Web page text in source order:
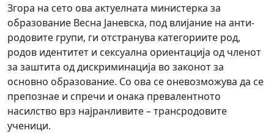
Згора на сето ова актуелната министерка за
образование Весна Јаневска, под влијание на анти-
родовите групи, ги отстранува категориите род,
родов идентитет и сексуална ориентација од членот
за заштита од дискриминација во законот за
основно образование. Со ова се оневозможува да се
препознае и спречи и онака превалентното
насилство врз најранливите – трансродовите
ученици.